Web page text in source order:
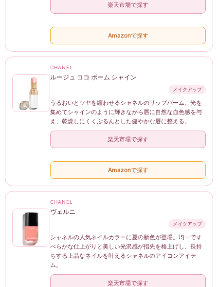
楽天市場で探す
Amazonで探す
CHANEL
ルージュ ココ ボーム シャイン
メイクアップ
うるおいとツヤを纏わせるシャネルのリップバーム。光を
集めてシャインのように輝きながら唇に自然な血色感を与
え、乾燥しにくくぷるんとした健やかな唇に整える。
楽天市場で探す
Amazonで探す
CHANEL
ヴェルニ
メイクアップ
シャネルの人気ネイルカラーに夏の新色が登場。均一です
べらかな仕上がりと美しい光沢感が指先を格上げし、長持
ちする上品なネイルを叶えるシャネルのアイコンアイテ
ム。
楽天市場で探す